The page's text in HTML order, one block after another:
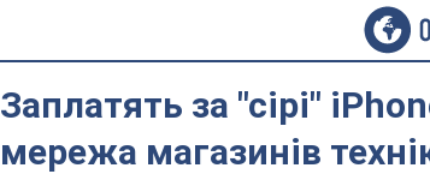
Заплатять за "сірі"
мережа магазинів